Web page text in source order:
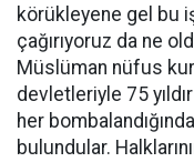
körükleyene gel bu
çağırıyoruz da ne
Müslüman nüfus
devletleriyle 75
her
bulundular.